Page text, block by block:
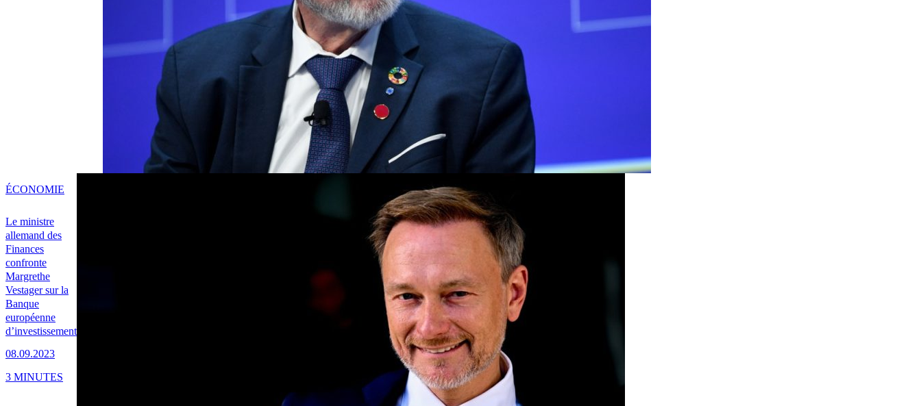
Le ministre
allemand des
Finances
confronte
Margrethe
Vestager sur la
Banque
européenne
d’investissement
08.09.2023
ÉCONOMIE
3 MINUTES